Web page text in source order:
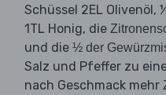
Schüssel 2EL Olivenöl,
1TL Honig, die
und die ½ der
Salz und Pfeffer zu
nach Geschmack mehr